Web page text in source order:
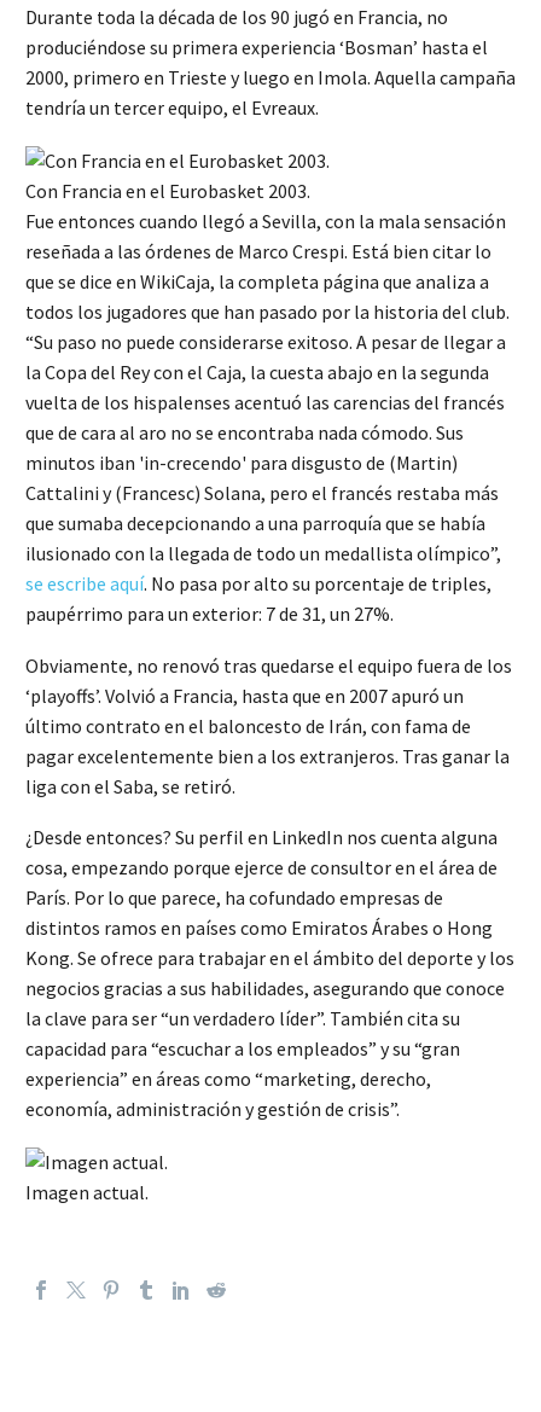
Durante toda la década de los 90 jugó en Francia, no
produciéndose su primera experiencia ‘Bosman’ hasta el
2000, primero en Trieste y luego en Imola. Aquella campaña
tendría un tercer equipo, el Evreaux.
Con Francia en el Eurobasket 2003.
Fue entonces cuando llegó a Sevilla, con la mala sensación
reseñada a las órdenes de Marco Crespi. Está bien citar lo
que se dice en WikiCaja, la completa página que analiza a
todos los jugadores que han pasado por la historia del club.
“Su paso no puede considerarse exitoso. A pesar de llegar a
la Copa del Rey con el Caja, la cuesta abajo en la segunda
vuelta de los hispalenses acentuó las carencias del francés
que de cara al aro no se encontraba nada cómodo. Sus
minutos iban 'in-crecendo' para disgusto de (Martin)
Cattalini y (Francesc) Solana, pero el francés restaba más
que sumaba decepcionando a una parroquía que se había
ilusionado con la llegada de todo un medallista olímpico”,
se escribe aquí. No pasa por alto su porcentaje de triples,
paupérrimo para un exterior: 7 de 31, un 27%.
Obviamente, no renovó tras quedarse el equipo fuera de los
‘playoffs’. Volvió a Francia, hasta que en 2007 apuró un
último contrato en el baloncesto de Irán, con fama de
pagar excelentemente bien a los extranjeros. Tras ganar la
liga con el Saba, se retiró.
¿Desde entonces? Su perfil en LinkedIn nos cuenta alguna
cosa, empezando porque ejerce de consultor en el área de
París. Por lo que parece, ha cofundado empresas de
distintos ramos en países como Emiratos Árabes o Hong
Kong. Se ofrece para trabajar en el ámbito del deporte y los
negocios gracias a sus habilidades, asegurando que conoce
la clave para ser “un verdadero líder”. También cita su
capacidad para “escuchar a los empleados” y su “gran
experiencia” en áreas como “marketing, derecho,
economía, administración y gestión de crisis”.
Imagen actual.